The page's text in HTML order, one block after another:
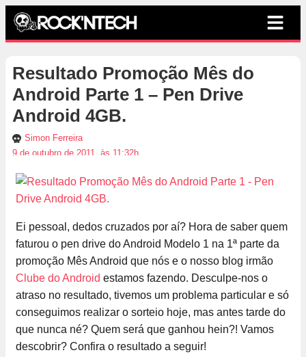
Resultado Promoção Mês do
Android Parte 1 – Pen Drive
Android 4GB.
Simon Ferreira
9 de outubro de 2011, às 11:32h
Ei pessoal, dedos cruzados por aí? Hora de saber quem
faturou o pen drive do Android Modelo 1 na 1ª parte da
promoção Mês Android que nós e o nosso blog irmão
Clube do Android estamos fazendo. Desculpe-nos o
atraso no resultado, tivemos um problema particular e só
conseguimos realizar o sorteio hoje, mas antes tarde do
que nunca né? Quem será que ganhou hein?! Vamos
descobrir? Confira o resultado a seguir!